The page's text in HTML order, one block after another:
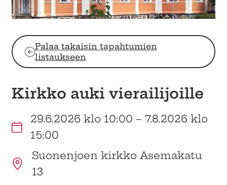
Palaa takaisin tapahtumien
listaukseen
Kirkko auki vierailijoille
29.6.2026 klo 10:00 – 7.8.2026 klo
15:00
Suonenjoen kirkko Asemakatu
13